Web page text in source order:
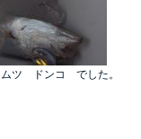
ツ ドンコ でした。